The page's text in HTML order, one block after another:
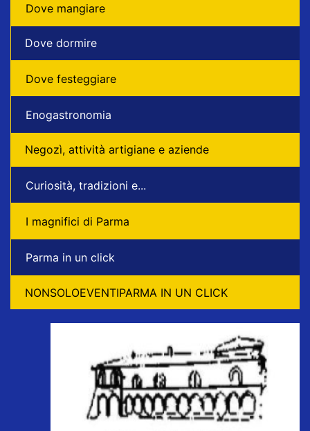
Dove mangiare
Dove dormire
Dove festeggiare
Enogastronomia
Negozì, attività artigiane e aziende
Curiosità, tradizioni e...
I magnifici di Parma
Parma in un click
NONSOLOEVENTIPARMA IN UN CLICK